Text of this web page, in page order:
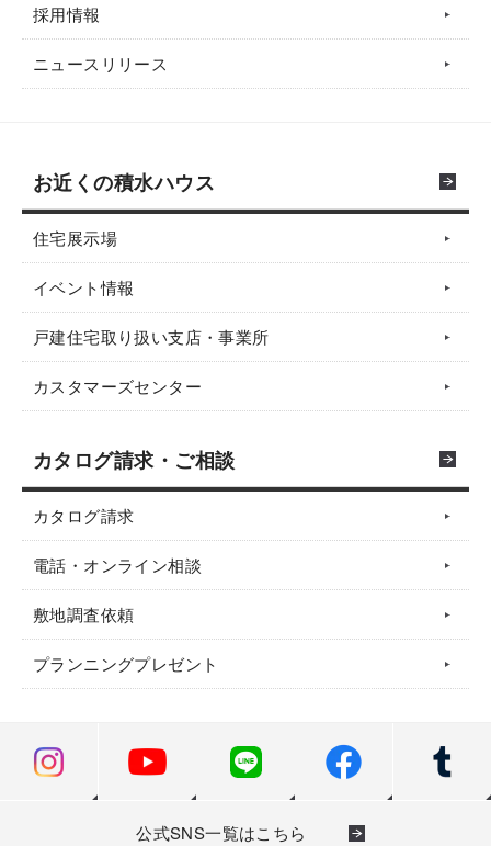
採用情報
ニュースリリース
お近くの積水ハウス
住宅展示場
イベント情報
戸建住宅取り扱い支店・事業所
カスタマーズセンター
カタログ請求・ご相談
カタログ請求
電話・オンライン相談
敷地調査依頼
プランニングプレゼント
公式SNS一覧はこちら